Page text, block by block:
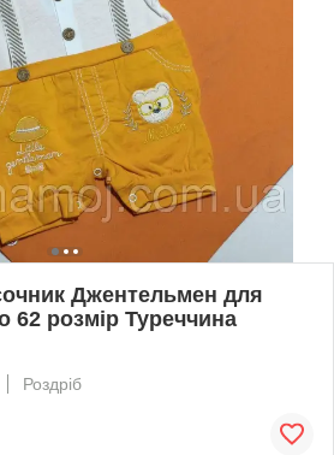
Джентельмен для
62 розмір Туреччина
Роздріб